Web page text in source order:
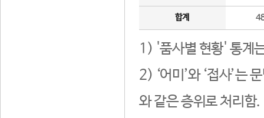
합계
1) '품사별 현황' 통계
2) ‘어미’와 ‘접사’는
와 같은 층위로 처리함.